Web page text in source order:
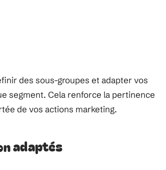
des sous-groupes et adapter vos
segment. Cela renforce la pertinence
de vos actions marketing.
adaptés